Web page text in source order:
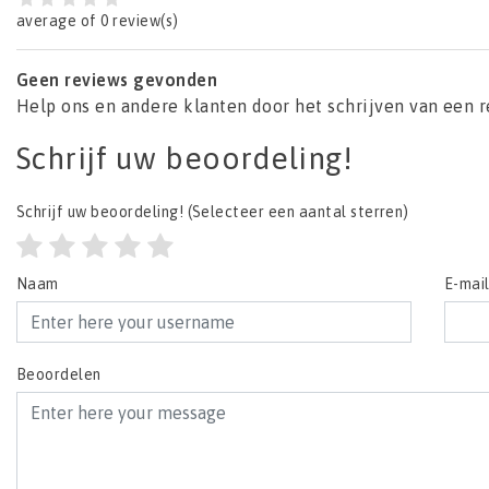
average of 0 review(s)
Geen reviews gevonden
Help ons en andere klanten door het schrijven van een
Schrijf uw beoordeling!
Schrijf uw beoordeling! (Selecteer een aantal sterren)
Naam E-mail
Beoordelen